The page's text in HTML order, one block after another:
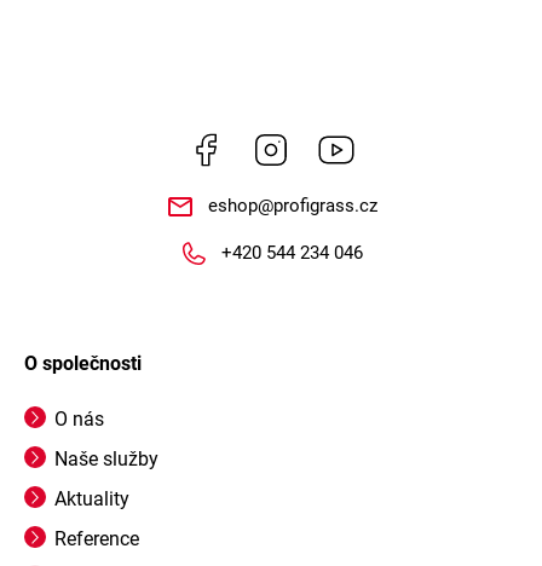
Facebook Instagram
eshop@profigrass.cz
+420 544 234 046
O společnosti
O nás
Naše služby
Aktuality
Reference